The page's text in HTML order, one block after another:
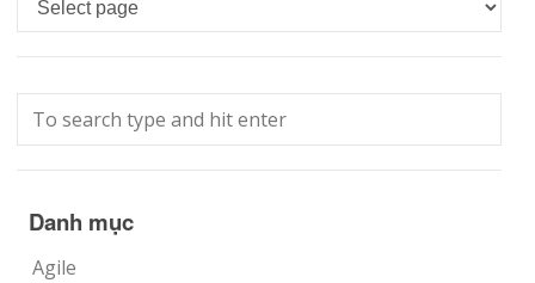
Danh mục
Agile